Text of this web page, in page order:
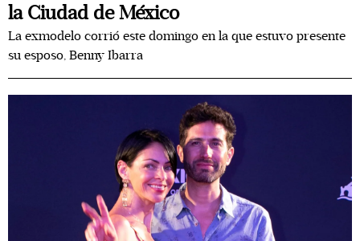
la Ciudad de México
La exmodelo corrió este domingo en la que estuvo presente
su esposo, Benny Ibarra